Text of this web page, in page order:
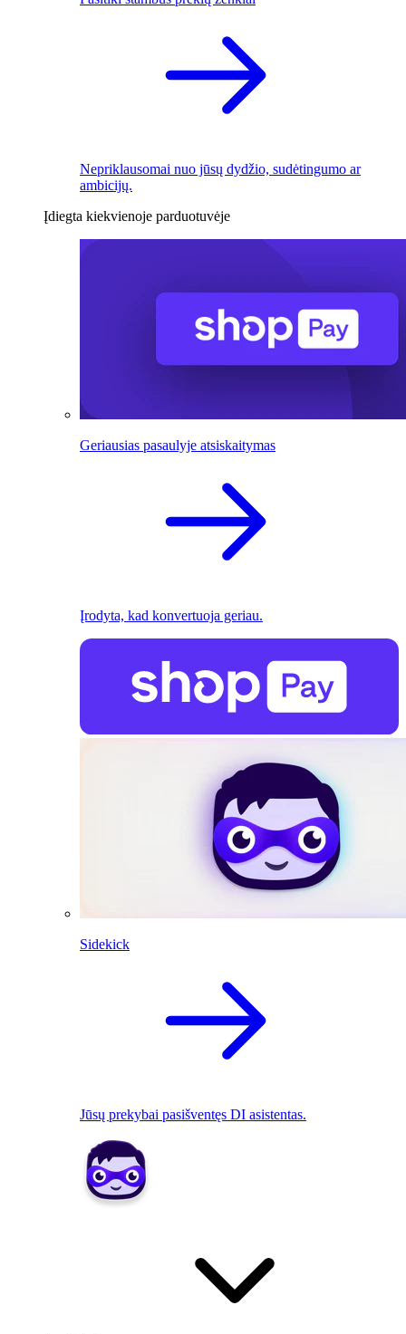
Nepriklausomai nuo jūsų dydžio, sudėtingumo ar
ambicijų.
Įdiegta kiekvienoje parduotuvėje
Geriausias pasaulyje atsiskaitymas
Įrodyta, kad konvertuoja geriau.
Sidekick
Jūsų prekybai pasišventęs DI asistentas.